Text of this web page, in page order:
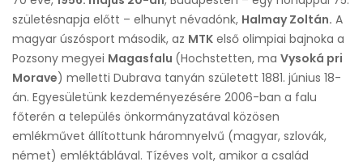
születésnapja előtt – elhunyt névadónk, Halmay Zoltán. A
magyar úszósport második, az MTK első olimpiai bajnoka a
Pozsony megyei Magasfalu (Hochstetten, ma Vysoká pri
Morave) melletti Dubrava tanyán született 1881. június 18-
án. Egyesületünk kezdeményezésére 2006-ban a falu
főterén a település önkormányzatával közösen
emlékművet állítottunk háromnyelvű (magyar, szlovák,
német) emléktáblával. Tízéves volt, amikor a család